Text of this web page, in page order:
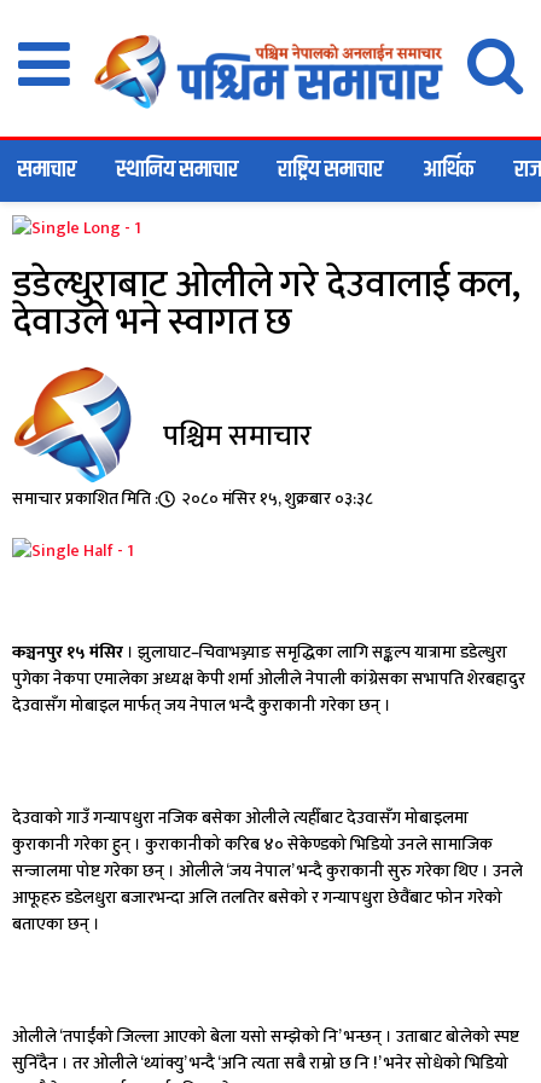
समाचार स्थानिय समाचार राष्ट्रिय समाचार आर्थिक
डडेल्धुराबाट ओलीले गरे देउवालाई कल,
देवाउले भने स्वागत छ
पश्चिम समाचार
समाचार प्रकाशित मिति : २०८० मंसिर १५, शुक्रबार ०३:३८
कञ्चनपुर १५ मंसिर । झुलाघाट–चिवाभञ्ज्याङ समृद्धिका लागि सङ्कल्प यात्रामा डडेल्धुरा
पुगेका नेकपा एमालेका अध्यक्ष केपी शर्मा ओलीले नेपाली कांग्रेसका सभापति शेरबहादुर
देउवासँग मोबाइल मार्फत् जय नेपाल भन्दै कुराकानी गरेका छन् ।
देउवाको गाउँ गन्यापधुरा नजिक बसेका ओलीले त्यहीँबाट देउवासँग मोबाइलमा
कुराकानी गरेका हुन् । कुराकानीको करिब ४० सेकेण्डको भिडियो उनले सामाजिक
सन्जालमा पोष्ट गरेका छन् । ओलीले ‘जय नेपाल’ भन्दै कुराकानी सुरु गरेका थिए । उनले
आफूहरु डडेलधुरा बजारभन्दा अलि तलतिर बसेको र गन्यापधुरा छेवैंबाट फोन गरेको
बताएका छन् ।
ओलीले ‘तपाईंको जिल्ला आएको बेला यसो सम्झेको नि’ भन्छन् । उताबाट बोलेको स्पष्ट
सुनिँदैन । तर ओलीले ‘थ्यांक्यु’ भन्दै ‘अनि त्यता सबै राम्रो छ नि !’ भनेर सोधेको भिडियो